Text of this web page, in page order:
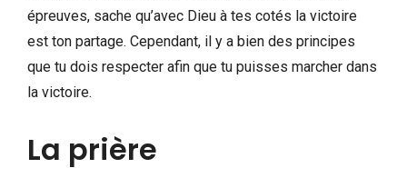
épreuves, sache qu’avec Dieu à tes cotés la victoire
est ton partage. Cependant, il y a bien des principes
que tu dois respecter afin que tu puisses marcher dans
la victoire.
La prière